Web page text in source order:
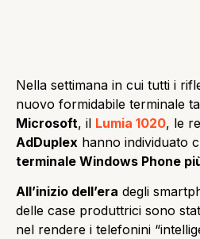
Nella settimana in cui tutti i
nuovo formidabile terminale
Microsoft, il Lumia 1020, le
AdDuplex hanno individuato
terminale Windows Phone
All’inizio dell’era degli
delle case produttrici sono
nel rendere i telefonini